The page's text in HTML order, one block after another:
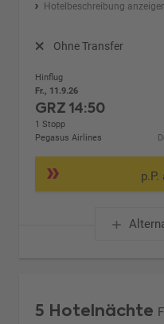
Hotelbeschreibung
Ohne Transfer
Hinflug
Fr., 11.9.26
GRZ14:50
1 Stopp
Pegasus Airlines
p.P.
5 Hotelnächte